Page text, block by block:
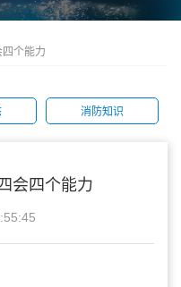
个能力
消防知识
会四个能力